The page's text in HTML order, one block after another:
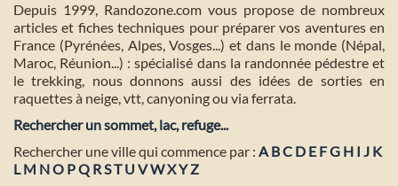
Depuis 1999, Randozone.com vous propose de nombreux
articles et fiches techniques pour préparer vos aventures en
France (Pyrénées, Alpes, Vosges...) et dans le monde (Népal,
Maroc, Réunion...) : spécialisé dans la randonnée pédestre et
le trekking, nous donnons aussi des idées de sorties en
raquettes à neige, vtt, canyoning ou via ferrata.
Rechercher un sommet, lac, refuge...
Rechercher une ville qui commence par : A BC D E FG H I J K
L M NO PQ RST U VWXYZ